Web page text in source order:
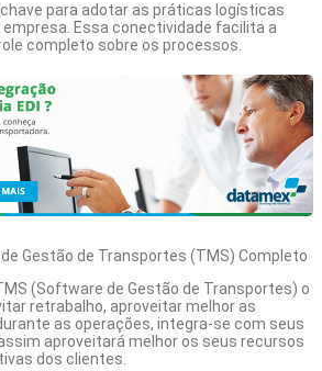
para adotar as práticas logísticas
Essa conectividade facilita a
completo sobre os processos.
Gestão de Transportes (TMS) Completo
(Software de Gestão de Transportes) o
retrabalho, aproveitar melhor as
as operações, integra-se com seus
aproveitará melhor os seus recursos
dos clientes.